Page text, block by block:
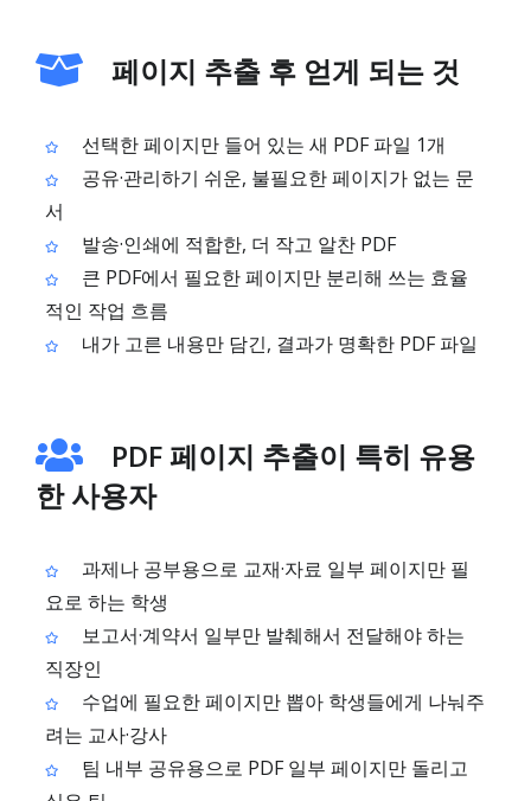
페이지 추출 후 얻게 되는 것
선택한 페이지만 들어 있는 새 PDF 파일 1개
공유·관리하기 쉬운, 불필요한 페이지가 없는 문
서
발송·인쇄에 적합한, 더 작고 알찬 PDF
큰 PDF에서 필요한 페이지만 분리해 쓰는 효율
적인 작업 흐름
내가 고른 내용만 담긴, 결과가 명확한 PDF 파일
PDF 페이지 추출이 특히 유용
한 사용자
과제나 공부용으로 교재·자료 일부 페이지만 필
요로 하는 학생
보고서·계약서 일부만 발췌해서 전달해야 하는
직장인
수업에 필요한 페이지만 뽑아 학생들에게 나눠주
려는 교사·강사
팀 내부 공유용으로 PDF 일부 페이지만 돌리고